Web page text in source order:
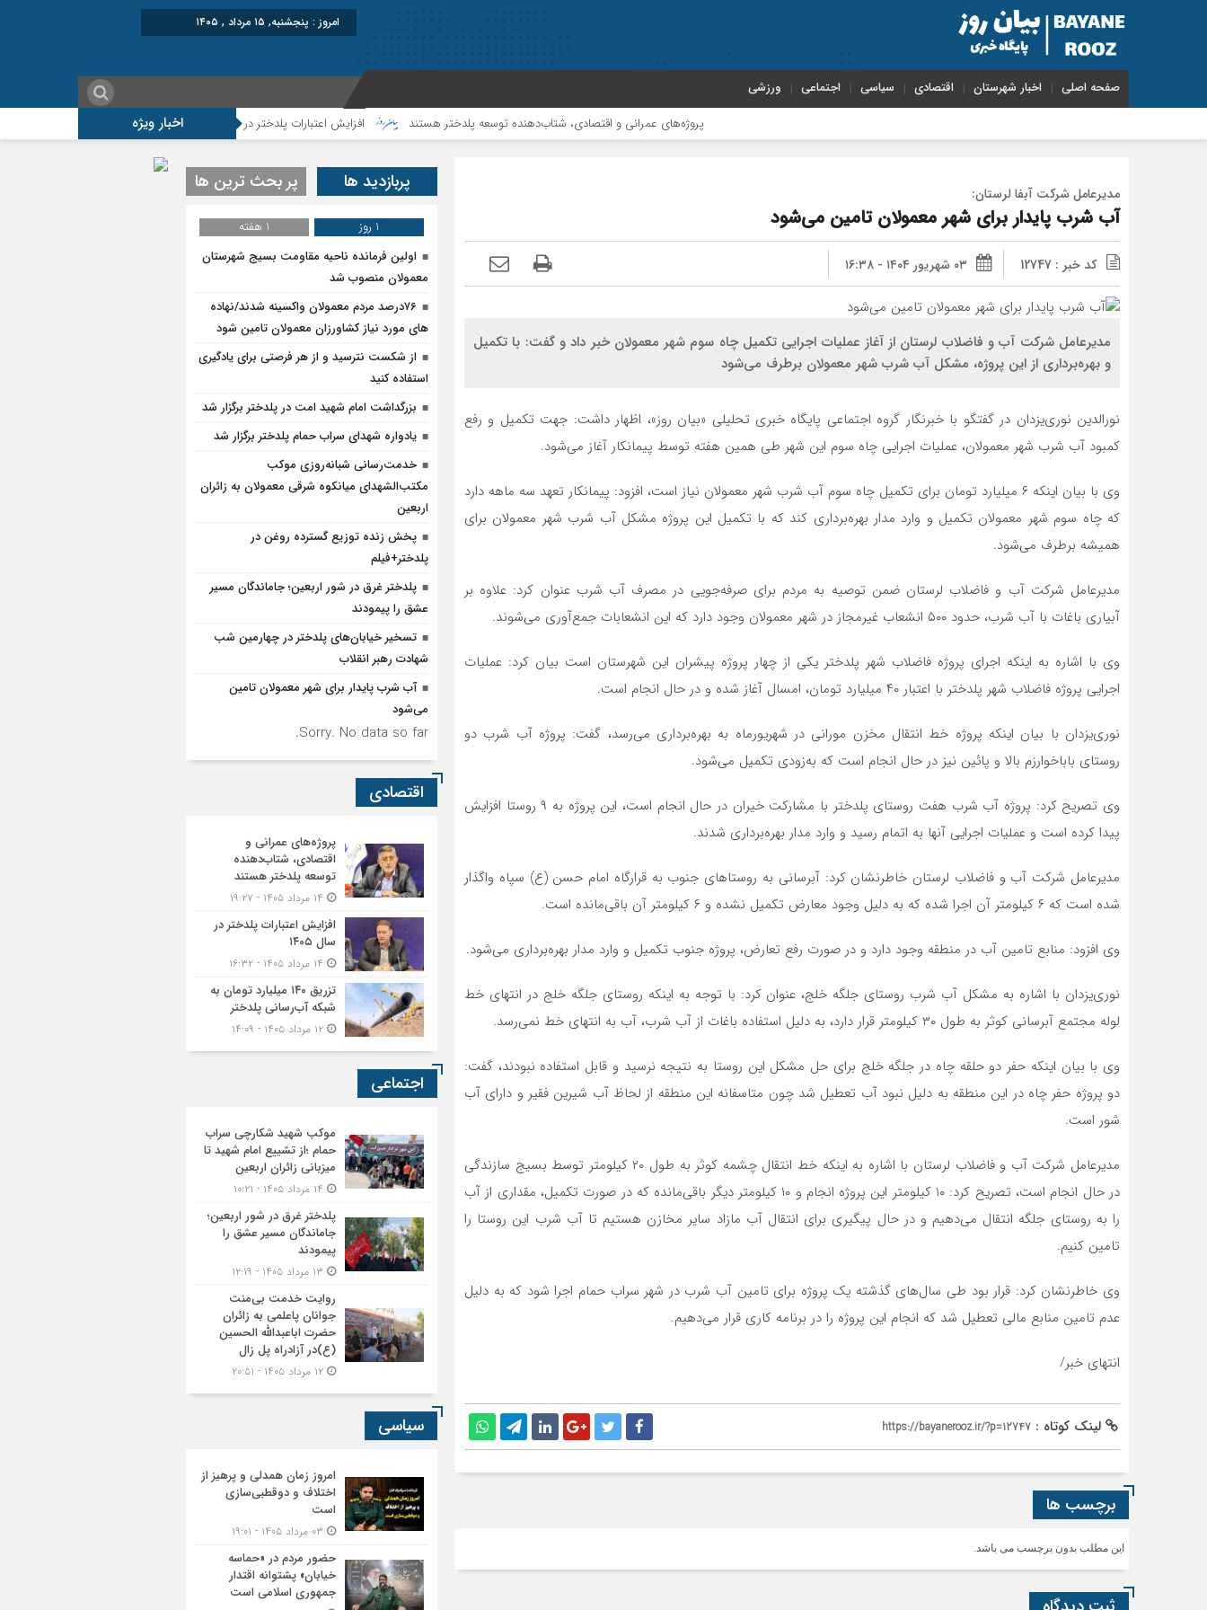
امروز : پنجشنبه, ۱۵ مرداد , ۱۴۰۵
صفحه اصلی اخبار شهرستان اقتصادی سیاسی اجتماعی ورزشی
اخبار ویژه پروژه‌های عمرانی و اقتصادی، شتاب‌دهنده توسعه پلدختر هستند افزایش اعتبارات پلدختر در سال ۱۴۰۵ موکب شهید شکارچی سراب حمام ؛از
مدیرعامل شرکت آبفا لرستان:
آب شرب پایدار برای شهر معمولان تامین می‌شود
کد خبر : 12747 ۰۳ شهریور ۱۴۰۴ - ۱۶:۳۸
مدیرعامل شرکت آب و فاضلاب لرستان از آغاز عملیات اجرایی تکمیل چاه سوم شهر معمولان خبر داد و گفت: با تکمیل
و بهره‌برداری از این پروژه، مشکل آب شرب شهر معمولان برطرف می‌شود
نورالدین نوری‌یزدان در گفتگو با خبرنگار گروه اجتماعی پایگاه خبری تحلیلی «بیان روز»، اظهار داشت: جهت تکمیل و رفع
کمبود آب شرب شهر معمولان، عملیات اجرایی چاه سوم این شهر طی همین هفته توسط پیمانکار آغاز می‌شود.
وی با بیان اینکه ۶ میلیارد تومان برای تکمیل چاه سوم آب شرب شهر معمولان نیاز است، افزود: پیمانکار تعهد سه ماهه دارد
که چاه سوم شهر معمولان تکمیل و وارد مدار بهره‌برداری کند که با تکمیل این پروژه مشکل آب شرب شهر معمولان برای
همیشه برطرف می‌شود.
مدیرعامل شرکت آب و فاضلاب لرستان ضمن توصیه به مردم برای صرفه‌جویی در مصرف آب شرب عنوان کرد: علاوه بر
آبیاری باغات با آب شرب، حدود ۵۰۰ انشعاب غیرمجاز در شهر معمولان وجود دارد که این انشعابات جمع‌آوری می‌شوند.
وی با اشاره به اینکه اجرای پروژه فاضلاب شهر پلدختر یکی از چهار پروژه پیشران این شهرستان است بیان کرد: عملیات
اجرایی پروژه فاضلاب شهر پلدختر با اعتبار ۴۰ میلیارد تومان، امسال آغاز شده و در حال انجام است.
نوری‌یزدان با بیان اینکه پروژه خط انتقال مخزن مورانی در شهریورماه به بهره‌برداری می‌رسد، گفت: پروژه آب شرب دو
روستای باباخوارزم بالا و پائین نیز در حال انجام است که به‌زودی تکمیل می‌شود.
وی تصریح کرد: پروژه آب شرب هفت روستای پلدختر با مشارکت خیران در حال انجام است، این پروژه به ۹ روستا افزایش
پیدا کرده است و عملیات اجرایی آنها به اتمام رسید و وارد مدار بهره‌برداری شدند.
مدیرعامل شرکت آب و فاضلاب لرستان خاطرنشان کرد: آبرسانی به روستاهای جنوب به قرارگاه امام حسن (ع) سپاه واگذار
شده است که ۶ کیلومتر آن اجرا شده که به دلیل وجود معارض تکمیل نشده و ۶ کیلومتر آن باقی‌مانده است.
وی افزود: منابع تامین آب در منطقه وجود دارد و در صورت رفع تعارض، پروژه جنوب تکمیل و وارد مدار بهره‌برداری می‌شود.
نوری‌یزدان با اشاره به مشکل آب شرب روستای جلگه خلج، عنوان کرد: با توجه به اینکه روستای جلگه خلج در انتهای خط
لوله مجتمع آبرسانی کوثر به طول ۳۰ کیلومتر قرار دارد، به دلیل استفاده باغات از آب شرب، آب به انتهای خط نمی‌رسد.
وی با بیان اینکه حفر دو حلقه چاه در جلگه خلج برای حل مشکل این روستا به نتیجه نرسید و قابل استفاده نبودند، گفت:
دو پروژه حفر چاه در این منطقه به دلیل نبود آب تعطیل شد چون متاسفانه این منطقه از لحاظ آب شیرین فقیر و دارای آب
شور است.
مدیرعامل شرکت آب و فاضلاب لرستان با اشاره به اینکه خط انتقال چشمه کوثر به طول ۲۰ کیلومتر توسط بسیج سازندگی
در حال انجام است، تصریح کرد: ۱۰ کیلومتر این پروژه انجام و ۱۰ کیلومتر دیگر باقی‌مانده که در صورت تکمیل، مقداری از آب
را به روستای جلگه انتقال می‌دهیم و در حال پیگیری برای انتقال آب مازاد سایر مخازن هستیم تا آب شرب این روستا را
تامین کنیم.
وی خاطرنشان کرد: قرار بود طی سال‌های گذشته یک پروژه برای تامین آب شرب در شهر سراب حمام اجرا شود که به دلیل
عدم تامین منابع مالی تعطیل شد که انجام این پروژه را در برنامه کاری قرار می‌دهیم.
انتهای خبر/
لینک کوتاه : https://bayanerooz.ir/?p=12747
برچسب ها
این مطلب بدون برچسب می باشد.
پربازدید ها پر بحث ترین ها
1 روز
1 هفته
اولین فرمانده ناحیه مقاومت بسیج شهرستان
معمولان منصوب شد
۷۶درصد مردم معمولان واکسینه شدند/نهاده
های مورد نیاز کشاورزان معمولان تامین شود
از شکست نترسید و از هر فرصتی برای یادگیری
استفاده کنید
بزرگداشت امام شهید امت در پلدختر برگزار شد
یادواره شهدای سراب حمام پلدختر برگزار شد
خدمت‌رسانی شبانه‌روزی موکب
مکتب‌الشهدای میانکوه شرقی معمولان به زائران
اربعین
پخش زنده توزیع گسترده روغن در
پلدختر+فیلم
پلدختر غرق در شور اربعین؛ جاماندگان مسیر
عشق را پیمودند
تسخیر خیابان‌های پلدختر در چهارمین شب
شهادت رهبر انقلاب
آب شرب پایدار برای شهر معمولان تامین
می‌شود
Sorry. No data so far.
اقتصادی
پروژه‌های عمرانی و
اقتصادی، شتاب‌دهنده
توسعه پلدختر هستند
افزایش اعتبارات پلدختر در
سال ۱۴۰۵
تزریق ۱۴۰ میلیارد تومان به
شبکه آب‌رسانی پلدختر
اجتماعی
موکب شهید شکارچی سراب
حمام ؛از تشییع امام شهید تا
میزبانی زائران اربعین
پلدختر غرق در شور اربعین؛
جاماندگان مسیر عشق را
پیمودند
روایت خدمت بی‌منت
جوانان پاعلمی به زائران
حضرت اباعبدالله الحسین
(ع)در آزادراه پل زال
سیاسی
امروز زمان همدلی و پرهیز از
اختلاف و دوقطبی‌سازی
است
حضور مردم در «حماسه
خیابان» پشتوانه اقتدار
جمهوری اسلامی است